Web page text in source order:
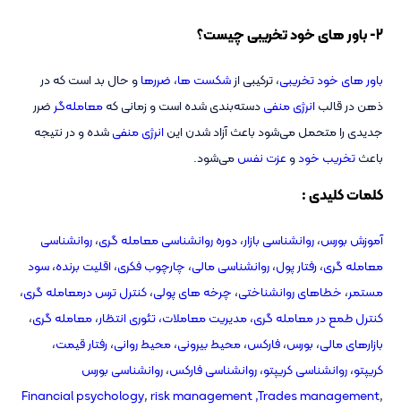
2- باور های خود تخریبی چیست؟
باور های خود تخریبی، ترکیبی ازشکست ها، ضررهاو حال بد است که در
ذهن در قالبانرژی منفیدسته‌بندی شده است و زمانی کهمعامله‌گر ضرر
جدیدی را متحمل می‌شود باعث آزاد شدن اینانرژی منفیشده و در نتیجه
باعثتخریب خودو عزت نفسمی‌شود.
کلمات کلیدی :
آموزش بورس،روانشناسی بازار،دوره روانشناسی معامله گری،روانشناسی
معامله گری،رفتار پول،روانشناسی مالی، چارچوب فکری،اقلیت برنده،سود
مستمر، خطاهای روانشناختی، چرخه های پولی،کنترل ترس درمعامله گری،
کنترل طمع در معامله گری،مدیریت معاملات،تئوری انتظار،معامله گری،
بازارهای مالی، بورس،فارکس،محیط بیرونی،محیط روانی،رفتار قیمت،
کریپتو،روانشناسی کریپتو،روانشناسی فارکس،روانشناسی بورس
Financial psychology,risk management ,Trades management,